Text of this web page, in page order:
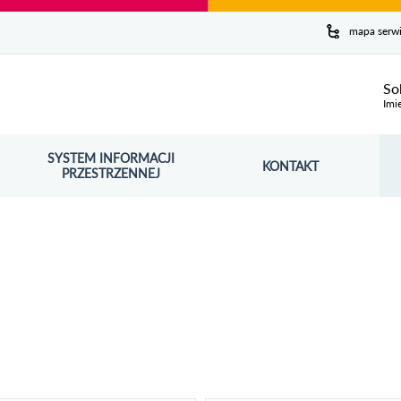
mapa
SYSTEM INFORMACJI
PRZESTRZENNEJ
OTWORZY SIĘ W NOWYM OKNIE KONTAKT